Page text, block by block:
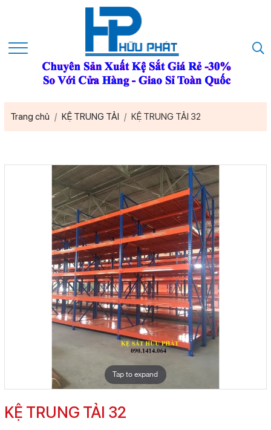
Trang chủ KỆ TRUNG TẢI KỆ TRUNG TẢI 32
Tap to expand
KỆ TRUNG TẢI 32